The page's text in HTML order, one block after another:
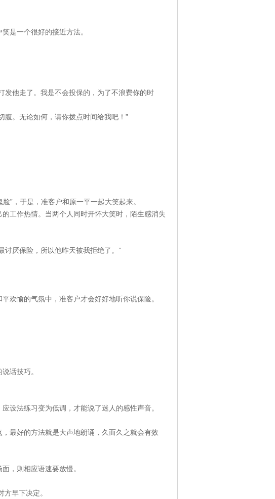
个很好的接近方法。
他走了。我是不会投保的，为了不浪费你的时
。无论如何，请你拨点时间给我吧！”
是，准客户和原一平一起大笑起来。
作热情。当两个人同时开怀大笑时，陌生感消失
厌保险，所以他昨天被我拒绝了。”
欢愉的气氛中，准客户才会好好地听你说保险。
话技巧。
法练习变为低调，才能说了迷人的感性声音。
好的方法就是大声地朗诵，久而久之就会有效
，则相应语速要放慢。
早下决定。